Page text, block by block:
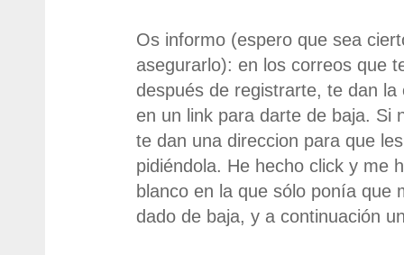
Os informo (espero que sea
asegurarlo): en los correos que
después de registrarte, te dan la
en un link para darte de baja. Si
te dan una direccion para que
pidiéndola. He hecho click y me
blanco en la que sólo ponía que
dado de baja, y a continuación